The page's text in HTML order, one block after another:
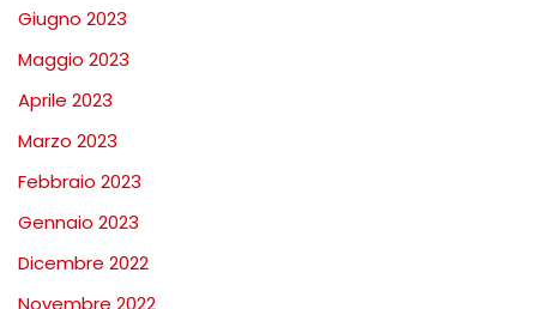
Giugno 2023
Maggio 2023
Aprile 2023
Marzo 2023
Febbraio 2023
Gennaio 2023
Dicembre 2022
Novembre 2022